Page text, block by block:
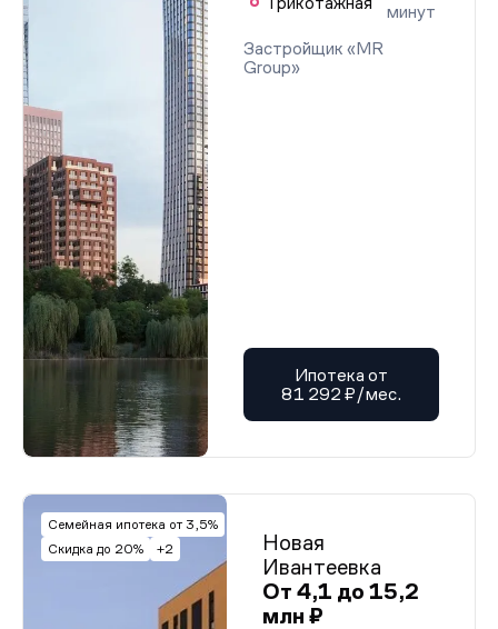
минут
Застройщик «MR
Group»
Ипотека от
81 292 ₽/мес.
Семейная ипотека от 3,5%
Скидка до 20%
+2
Новая
Ивантеевка
От 4,1 до 15,2
млн ₽